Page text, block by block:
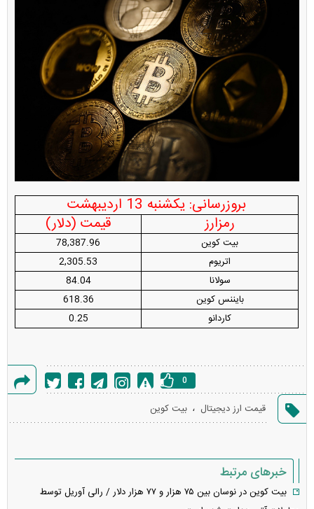
بروزرسانی: یکشنبه 13 اردیبهشت
رمزارز
قیمت (دلار)
بیت کوین
78,387.96
اتریوم
2,305.53
سولانا
84.04
بایننس کوین
618.36
کاردانو
0.25
خطا
0
قیمت ارز دیجیتال ، بیت کوین
خبرهای مرتبط
بیت کوین در نوسان بین ۷۵ هزار و ۷۷ هزار دلار / رالی آوریل توسط